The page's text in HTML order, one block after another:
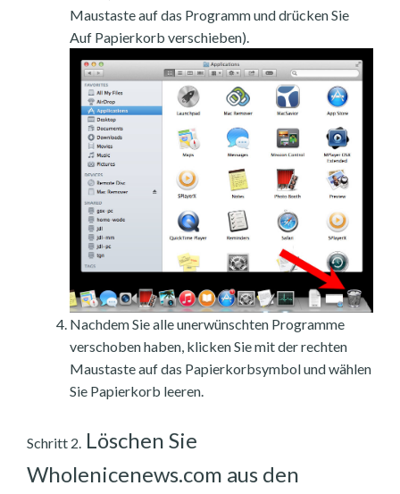
Maustaste auf das Programm und drücken Sie
Auf Papierkorb verschieben).
Nachdem Sie alle unerwünschten Programme
verschoben haben, klicken Sie mit der rechten
Maustaste auf das Papierkorbsymbol und wählen
Sie Papierkorb leeren.
Schritt 2. Löschen Sie
Wholenicenews.com aus den